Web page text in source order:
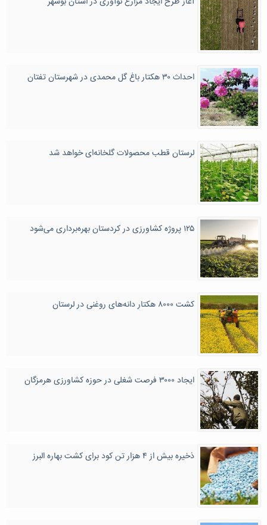
احداث ۳۰ هکتار باغ گل محمدی در شهرستان تفتان
لرستان قطب محصولات گلخانه‌ای خواهد شد
۱۲۵ پروژه کشاورزی در کردستان بهره‌برداری می‌شود
کشت ۸۰۰۰ هکتار دانه‌های روغنی در لرستان
ایجاد ۳۰۰۰ فرصت شغلی در حوزه کشاورزی هرمزگان
ذخیره بیش از ۴ هزار تن کود برای کشت بهاره البرز